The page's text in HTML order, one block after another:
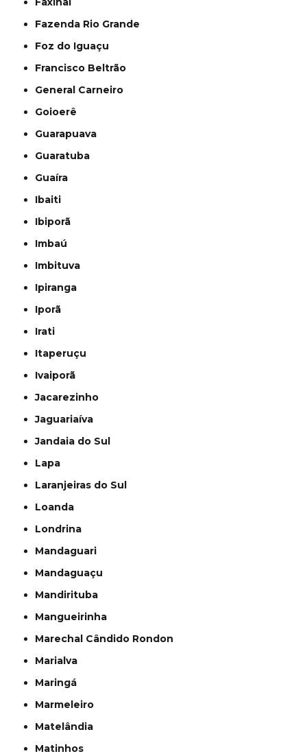
Fazenda Rio Grande
Foz do Iguaçu
Francisco Beltrão
General Carneiro
Goioerê
Guarapuava
Guaratuba
Guaíra
Ibaiti
Ibiporã
Imbaú
Imbituva
Ipiranga
Iporã
Irati
Itaperuçu
Ivaiporã
Jacarezinho
Jaguariaíva
Jandaia do Sul
Lapa
Laranjeiras do Sul
Loanda
Londrina
Mandaguari
Mandaguaçu
Mandirituba
Mangueirinha
Marechal Cândido Rondon
Marialva
Maringá
Marmeleiro
Matelândia
Matinhos